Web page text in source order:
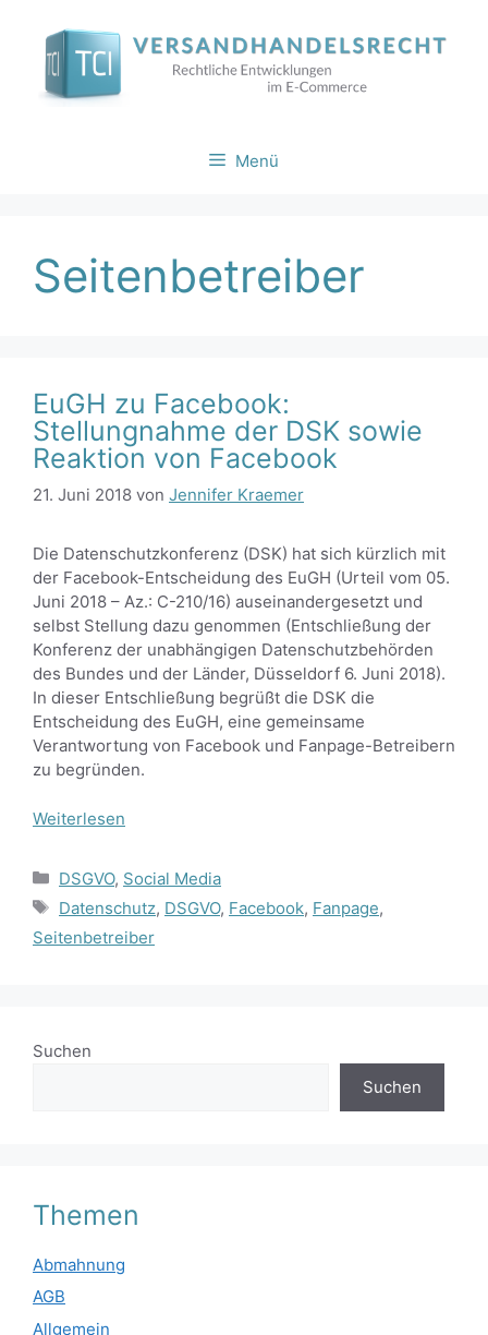
springen
Menü
Seitenbetreiber
EuGH zu Facebook:
Stellungnahme der DSK sowie
Reaktion von Facebook
21. Juni 2018 von Jennifer Kraemer
Die Datenschutzkonferenz (DSK) hat sich kürzlich mit
der Facebook-Entscheidung des EuGH (Urteil vom 05.
Juni 2018 – Az.: C-210/16) auseinandergesetzt und
selbst Stellung dazu genommen (Entschließung der
Konferenz der unabhängigen Datenschutzbehörden
des Bundes und der Länder, Düsseldorf 6. Juni 2018).
In dieser Entschließung begrüßt die DSK die
Entscheidung des EuGH, eine gemeinsame
Verantwortung von Facebook und Fanpage-Betreibern
zu begründen.
Weiterlesen
Kategorien
DSGVO, Social Media
Schlagwörter
Datenschutz, DSGVO, Facebook, Fanpage,
Seitenbetreiber
Suchen
Suchen
Themen
Abmahnung
AGB
Allgemein